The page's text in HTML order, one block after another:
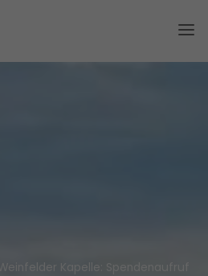
Weinfelder Kapelle: Spendenaufruf